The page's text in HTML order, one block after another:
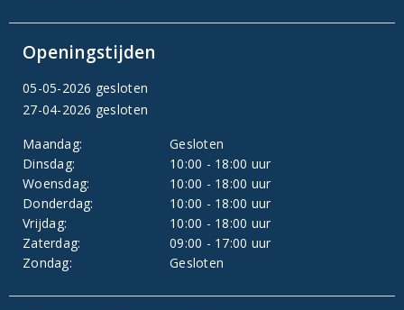
Openingstijden
05-05-2026 gesloten
27-04-2026 gesloten
Maandag:
Gesloten
Dinsdag:
10:00 - 18:00 uur
Woensdag:
10:00 - 18:00 uur
Donderdag:
10:00 - 18:00 uur
Vrijdag:
10:00 - 18:00 uur
Zaterdag:
09:00 - 17:00 uur
Zondag:
Gesloten